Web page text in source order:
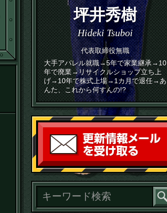
坪井秀樹
Hideki Tsuboi
代表取締役無職
大手アパレル就職→5年で家業継承→10
年で廃業→リサイクルショップ立ち上
げ→10年で株式上場→1カ月で退任→あ
んた、これから何すんの!?